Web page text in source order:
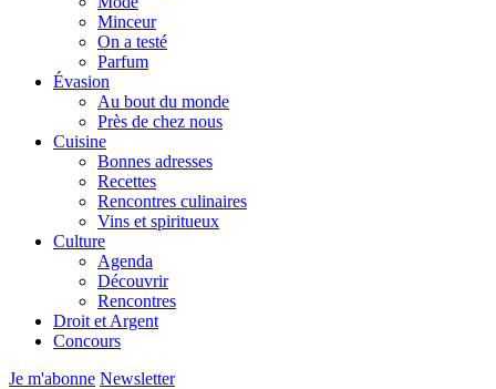
Minceur
On a testé
Parfum
Évasion
Au bout du monde
Près de chez nous
Cuisine
Bonnes adresses
Recettes
Rencontres culinaires
Vins et spiritueux
Culture
Agenda
Découvrir
Rencontres
Droit et Argent
Concours
Je m'abonne Newsletter